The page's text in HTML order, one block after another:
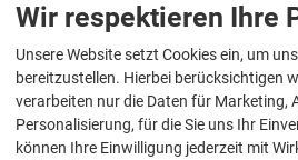
Telefonnummer: 07181
E-Mailadresse:
Fahrzeugnr.
Geparkte
Wir respektieren Ihre
Unsere Website setzt Cookies ein, um
bereitzustellen. Hierbei berücksichtigen
verarbeiten nur die Daten für Marketing,
Personalisierung, für die Sie uns Ihr
können Ihre Einwilligung jederzeit mit